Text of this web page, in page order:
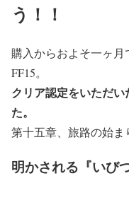
う！！
購入からおよそ一ヶ
FF15。
クリア認定をいただ
た。
第十五章、旅路の始ま
明かされる『いび